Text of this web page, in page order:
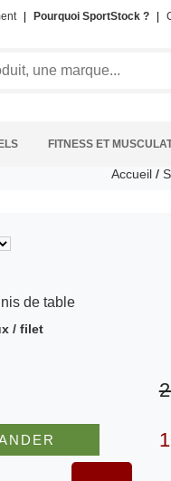
Pourquoi SportStock ?
FITNESS ET
Accueil /
/ filet